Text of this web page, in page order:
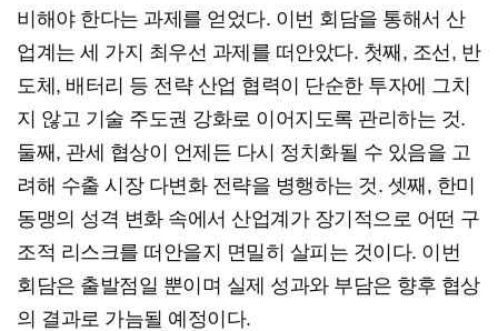
비해야 한다는 과제를 얻었다. 이번 회담을 통해서 산
업계는 세 가지 최우선 과제를 떠안았다. 첫째, 조선, 반
도체, 배터리 등 전략 산업 협력이 단순한 투자에 그치
지 않고 기술 주도권 강화로 이어지도록 관리하는 것.
둘째, 관세 협상이 언제든 다시 정치화될 수 있음을 고
려해 수출 시장 다변화 전략을 병행하는 것. 셋째, 한미
동맹의 성격 변화 속에서 산업계가 장기적으로 어떤 구
조적 리스크를 떠안을지 면밀히 살피는 것이다. 이번
회담은 출발점일 뿐이며 실제 성과와 부담은 향후 협상
의 결과로 가늠될 예정이다.